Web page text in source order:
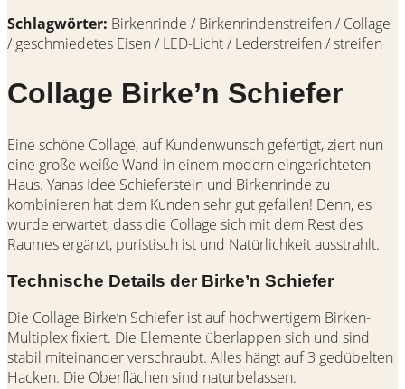
Schlagwörter: Birkenrinde / Birkenrindenstreifen / Collage
/ geschmiedetes Eisen / LED-Licht / Lederstreifen / streifen
Collage Birke’n Schiefer
Eine schöne Collage, auf Kundenwunsch gefertigt, ziert nun
eine große weiße Wand in einem modern eingerichteten
Haus. Yanas Idee Schieferstein und Birkenrinde zu
kombinieren hat dem Kunden sehr gut gefallen! Denn, es
wurde erwartet, dass die Collage sich mit dem Rest des
Raumes ergänzt, puristisch ist und Natürlichkeit ausstrahlt.
Technische Details der Birke’n Schiefer
Die Collage Birke’n Schiefer ist auf hochwertigem Birken-
Multiplex fixiert. Die Elemente überlappen sich und sind
stabil miteinander verschraubt. Alles hängt auf 3 gedübelten
Hacken. Die Oberflächen sind naturbelassen.